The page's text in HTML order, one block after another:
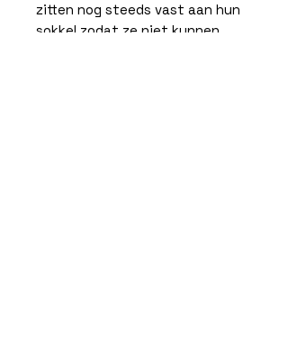
zitten nog steeds vast aan hun
sokkel zodat ze niet kunnen